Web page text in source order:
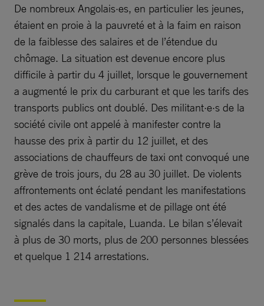
De nombreux Angolais·es, en particulier les jeunes,
étaient en proie à la pauvreté et à la faim en raison
de la faiblesse des salaires et de l’étendue du
chômage. La situation est devenue encore plus
difficile à partir du 4 juillet, lorsque le gouvernement
a augmenté le prix du carburant et que les tarifs des
transports publics ont doublé. Des militant·e·s de la
société civile ont appelé à manifester contre la
hausse des prix à partir du 12 juillet, et des
associations de chauffeurs de taxi ont convoqué une
grève de trois jours, du 28 au 30 juillet. De violents
affrontements ont éclaté pendant les manifestations
et des actes de vandalisme et de pillage ont été
signalés dans la capitale, Luanda. Le bilan s’élevait
à plus de 30 morts, plus de 200 personnes blessées
et quelque 1 214 arrestations.